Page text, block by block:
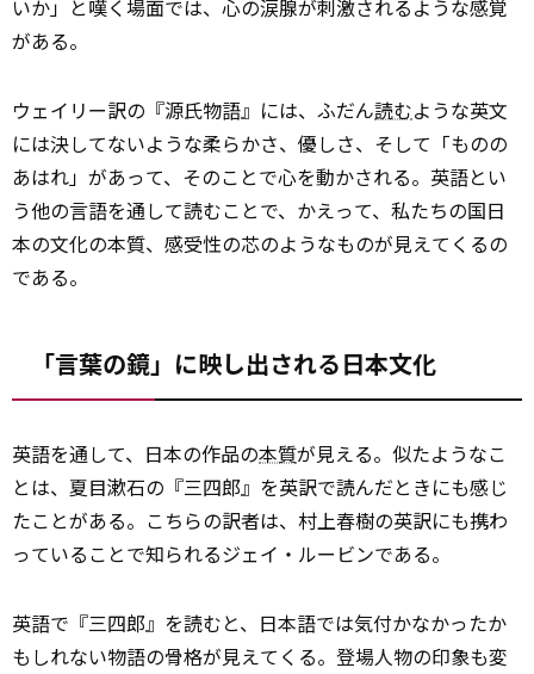
いか」と嘆く場面では、心の涙腺が刺激されるような感覚
がある。
ウェイリー訳の『源氏物語』には、ふだん読むような英文
には決してないような柔らかさ、優しさ、そして「ものの
あはれ」があって、そのことで心を動かされる。英語とい
う他の言語を通して読むことで、かえって、私たちの国日
本の文化の本質、感受性の芯のようなものが見えてくるの
である。
「言葉の鏡」に映し出される日本文化
英語を通して、日本の作品の本質が見える。似たようなこ
とは、夏目漱石の『三四郎』を英訳で読んだときにも感じ
たことがある。こちらの訳者は、村上春樹の英訳にも携わ
っていることで知られるジェイ・ルービンである。
英語で『三四郎』を読むと、日本語では気付かなかったか
もしれない物語の骨格が見えてくる。登場人物の印象も変